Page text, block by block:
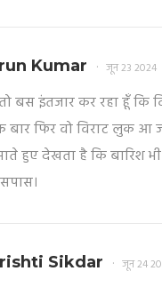
Kumar जून 23 2024
बस इंतजार कर रहा हूँ कि
बार फिर वो विराट लुक आ
हुए देखता है कि बारिश
Sikdar जून 24